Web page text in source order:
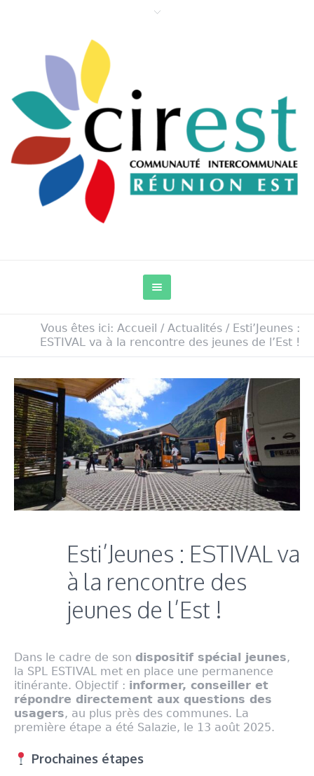
Vous êtes ici: Accueil / Actualités / Esti’Jeunes :
ESTIVAL va à la rencontre des jeunes de l’Est !
Esti’Jeunes : ESTIVAL va
à la rencontre des
jeunes de l’Est !
Dans le cadre de son dispositif spécial jeunes,
la SPL ESTIVAL met en place une permanence
itinérante. Objectif : informer, conseiller et
répondre directement aux questions des
usagers, au plus près des communes. La
première étape a été Salazie, le 13 août 2025.
Prochaines étapes